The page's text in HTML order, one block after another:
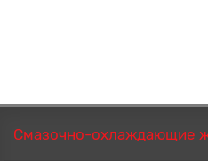
Смазочно-охлаждающие